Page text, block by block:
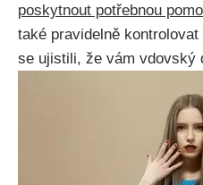
poskytnout potřebnou
také pravidelně
se ujistili, že vám vdovský